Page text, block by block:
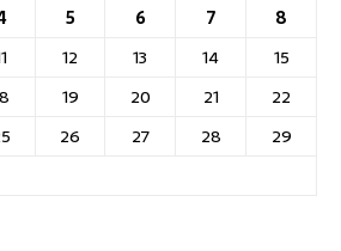
5 6 7
8
12 13 14
15
19 20 21
22
26 27 28
29